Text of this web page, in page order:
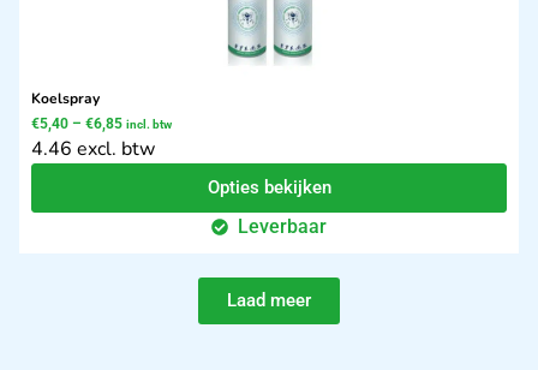
Koelspray
€5,40 – €6,85 incl. btw
4.46 excl. btw
Opties bekijken
Leverbaar
Laad meer